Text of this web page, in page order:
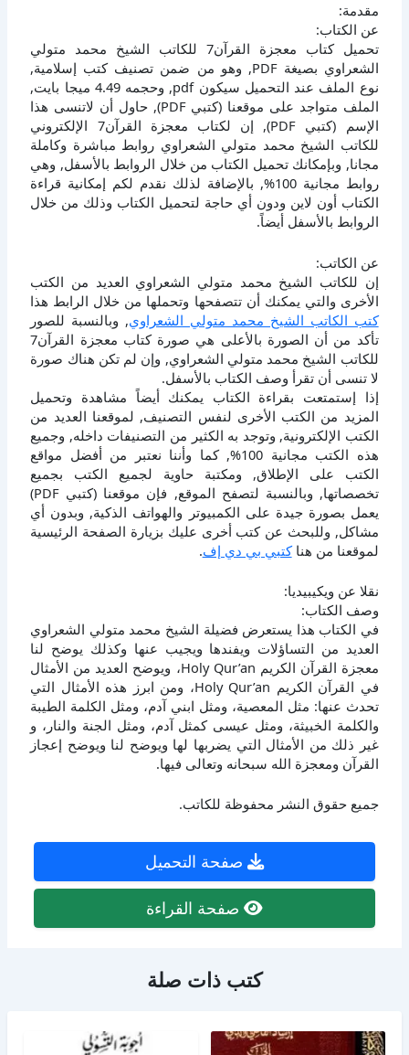
مقدمة:
عن الكتاب:
تحميل كتاب معجزة القرآن7 للكاتب الشيخ محمد متولي
الشعراوي بصيغة PDF, وهو من ضمن تصنيف كتب إسلامية,
نوع الملف عند التحميل سيكون pdf, وحجمه 4.49 ميجا بايت,
الملف متواجد على موقعنا (كتبي PDF), حاول أن لاتنسى هذا
الإسم (كتبي PDF), إن لكتاب معجزة القرآن7 الإلكتروني
للكاتب الشيخ محمد متولي الشعراوي روابط مباشرة وكاملة
مجانا, وبإمكانك تحميل الكتاب من خلال الروابط بالأسفل, وهي
روابط مجانية 100%, بالإضافة لذلك نقدم لكم إمكانية قراءة
الكتاب أون لاين ودون أي حاجة لتحميل الكتاب وذلك من خلال
الروابط بالأسفل أيضاً.
عن الكاتب:
إن للكاتب الشيخ محمد متولي الشعراوي العديد من الكتب
الأخرى والتي يمكنك أن تتصفحها وتحملها من خلال الرابط هذا
كتب الكاتب الشيخ محمد متولي الشعراوي, وبالنسبة للصور
تأكد من أن الصورة بالأعلى هي صورة كتاب معجزة القرآن7
للكاتب الشيخ محمد متولي الشعراوي, وإن لم تكن هناك صورة
لا تنسى أن تقرأ وصف الكتاب بالأسفل.
إذا إستمتعت بقراءة الكتاب يمكنك أيضاً مشاهدة وتحميل
المزيد من الكتب الأخرى لنفس التصنيف, لموقعنا العديد من
الكتب الإلكترونية, وتوجد به الكثير من التصنيفات داخله, وجميع
هذه الكتب مجانية 100%, كما وأننا نعتبر من أفضل مواقع
الكتب على الإطلاق, ومكتبة حاوية لجميع الكتب بجميع
تخصصاتها, وبالنسبة لتصفح الموقع, فإن موقعنا (كتبي PDF)
يعمل بصورة جيدة على الكمبيوتر والهواتف الذكية, وبدون أي
مشاكل, وللبحث عن كتب أخرى عليك بزيارة الصفحة الرئيسية
لموقعنا من هناكتبي بي دي إف.
نقلا عن ويكيبيديا:
وصف الكتاب:
في الكتاب هذا يستعرض فضيلة الشيخ محمد متولي الشعراوي
العديد من التساؤلات ويفندها ويجيب عنها وكذلك يوضح لنا
معجزة القرآن الكريم Holy Qur’an، ويوضح العديد من الأمثال
في القرآن الكريم Holy Qur’an، ومن ابرز هذه الأمثال التي
تحدث عنها: مثل المعصية، ومثل ابني آدم، ومثل الكلمة الطيبة
والكلمة الخبيثة، ومثل عيسى كمثل آدم، ومثل الجنة والنار، و
غير ذلك من الأمثال التي يضربها لها ويوضح لنا ويوضح إعجاز
القرآن ومعجزة الله سبحانه وتعالى فيها.
جميع حقوق النشر محفوظة للكاتب.
صفحة التحميل
صفحة القراءة
كتب ذات صلة